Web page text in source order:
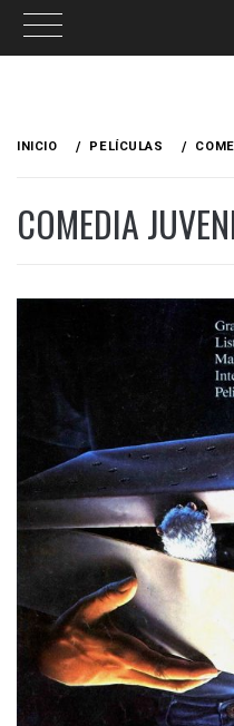
INICIO PELÍCULAS
COMEDIA